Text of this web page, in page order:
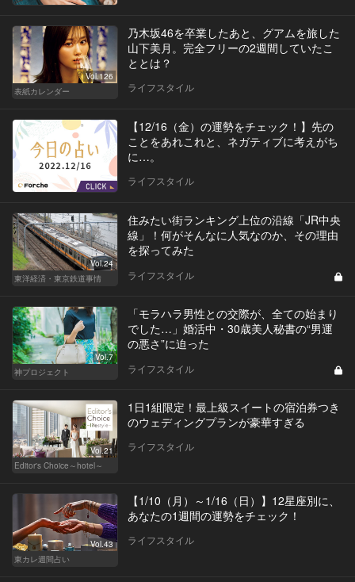
Vol.126
表紙カレンダー
乃木坂46を卒業したあと、グアムを旅した
山下美月。完全フリーの2週間していたこ
ととは？
ライフスタイル
【12/16（金）の運勢をチェック！】先の
ことをあれこれと、ネガティブに考えがち
に…。
ライフスタイル
Vol.24
東洋経済・東京鉄道事情
住みたい街ランキング上位の沿線「JR中央
線」！何がそんなに人気なのか、その理由
を探ってみた
ライフスタイル
Vol.7
神プロジェクト
「モラハラ男性との交際が、全ての始まり
でした…」婚活中・30歳美人秘書の“男運
の悪さ”に迫った
ライフスタイル
Vol.21
Editor's Choice～hotel～
1日1組限定！最上級スイートの宿泊券つき
のウェディングプランが豪華すぎる
ライフスタイル
Vol.43
東カレ週間占い
【1/10（月）～1/16（日）】12星座別に、
あなたの1週間の運勢をチェック！
ライフスタイル